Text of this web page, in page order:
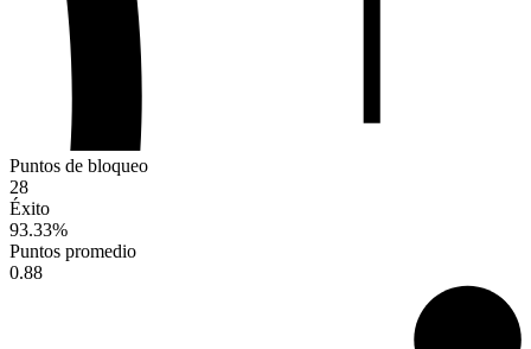
Puntos de bloqueo
28
Éxito
93.33%
Puntos promedio
0.88